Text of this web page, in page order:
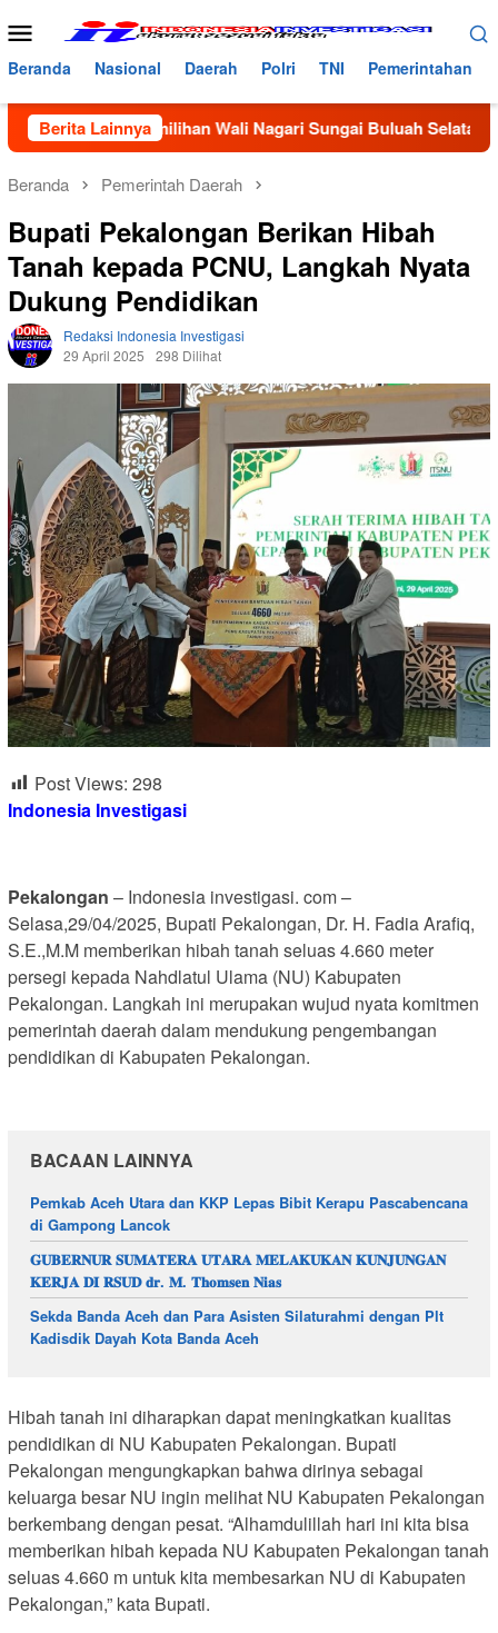
ke
konten
Menu
Mobile
Beranda Nasional Daerah Polri TNI Pemerintahan
Berita Lainnya
Pemilihan Wali Nagari Sungai Buluah Selatan,
Beranda Pemerintah Daerah
Bupati Pekalongan Berikan Hibah
Tanah kepada PCNU, Langkah Nyata
Dukung Pendidikan
Redaksi Indonesia Investigasi
29 April 2025
298 Dilihat
Post Views: 298
Indonesia Investigasi
Pekalongan – Indonesia investigasi. com –
Selasa,29/04/2025, Bupati Pekalongan, Dr. H. Fadia Arafiq,
S.E.,M.M memberikan hibah tanah seluas 4.660 meter
persegi kepada Nahdlatul Ulama (NU) Kabupaten
Pekalongan. Langkah ini merupakan wujud nyata komitmen
pemerintah daerah dalam mendukung pengembangan
pendidikan di Kabupaten Pekalongan.
BACAAN LAINNYA
Pemkab Aceh Utara dan KKP Lepas Bibit Kerapu Pascabencana
di Gampong Lancok
𝐆𝐔𝐁𝐄𝐑𝐍𝐔𝐑 𝐒𝐔𝐌𝐀𝐓𝐄𝐑𝐀 𝐔𝐓𝐀𝐑𝐀 𝐌𝐄𝐋𝐀𝐊𝐔𝐊𝐀𝐍 𝐊𝐔𝐍𝐉𝐔𝐍𝐆𝐀𝐍
𝐊𝐄𝐑𝐉𝐀 𝐃𝐈 𝐑𝐒𝐔𝐃 𝐝𝐫. 𝐌. 𝐓𝐡𝐨𝐦𝐬𝐞𝐧 𝐍𝐢𝐚𝐬
Sekda Banda Aceh dan Para Asisten Silaturahmi dengan Plt
Kadisdik Dayah Kota Banda Aceh
Hibah tanah ini diharapkan dapat meningkatkan kualitas
pendidikan di NU Kabupaten Pekalongan. Bupati
Pekalongan mengungkapkan bahwa dirinya sebagai
keluarga besar NU ingin melihat NU Kabupaten Pekalongan
berkembang dengan pesat. “Alhamdulillah hari ini kita bisa
memberikan hibah kepada NU Kabupaten Pekalongan tanah
seluas 4.660 m untuk kita membesarkan NU di Kabupaten
Pekalongan,” kata Bupati.